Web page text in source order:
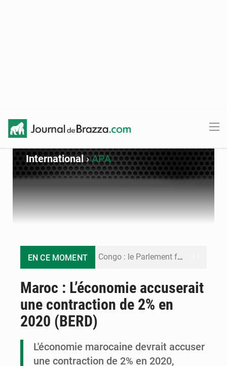
International›APA
EN CE MOMENT Congo : le Parlement formule 28 recommandations sur le Cadre budgétaire 2027-2029
Le Congo se dote d’un programme national pour valoriser les produits forestiers non ligneux
Maroc : L’économie accuserait
une contraction de 2% en
2020 (BERD)
L'économie marocaine devrait accuser
une contraction de 2% en 2020,